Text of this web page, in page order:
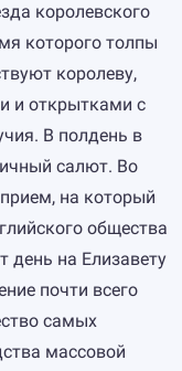
королевского
которого толпы
королеву,
и открытками с
В полдень в
салют. Во
на который
общества
день на Елизавету
почти всего
самых
массовой